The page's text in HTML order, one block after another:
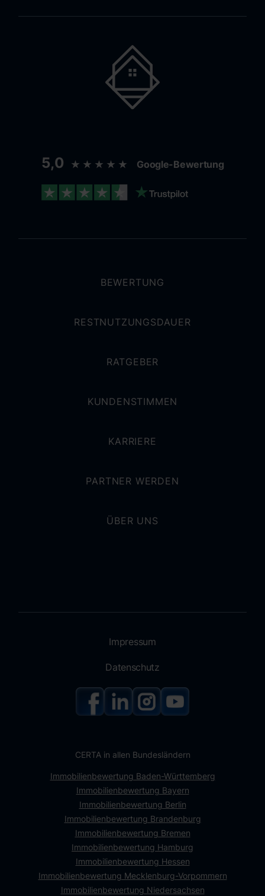
5,0 ★★★★★ Google-Bewertung
BEWERTUNG
RESTNUTZUNGSDAUER
RATGEBER
KUNDENSTIMMEN
KARRIERE
PARTNER WERDEN
ÜBER UNS
Impressum
Datenschutz
CERTA in allen Bundesländern
Immobilienbewertung Baden-Württemberg
Immobilienbewertung Bayern
Immobilienbewertung Berlin
Immobilienbewertung Brandenburg
Immobilienbewertung Bremen
Immobilienbewertung Hamburg
Immobilienbewertung Hessen
Immobilienbewertung Mecklenburg-Vorpommern
Immobilienbewertung Niedersachsen